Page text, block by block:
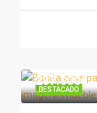
DESTACADO
237.000€